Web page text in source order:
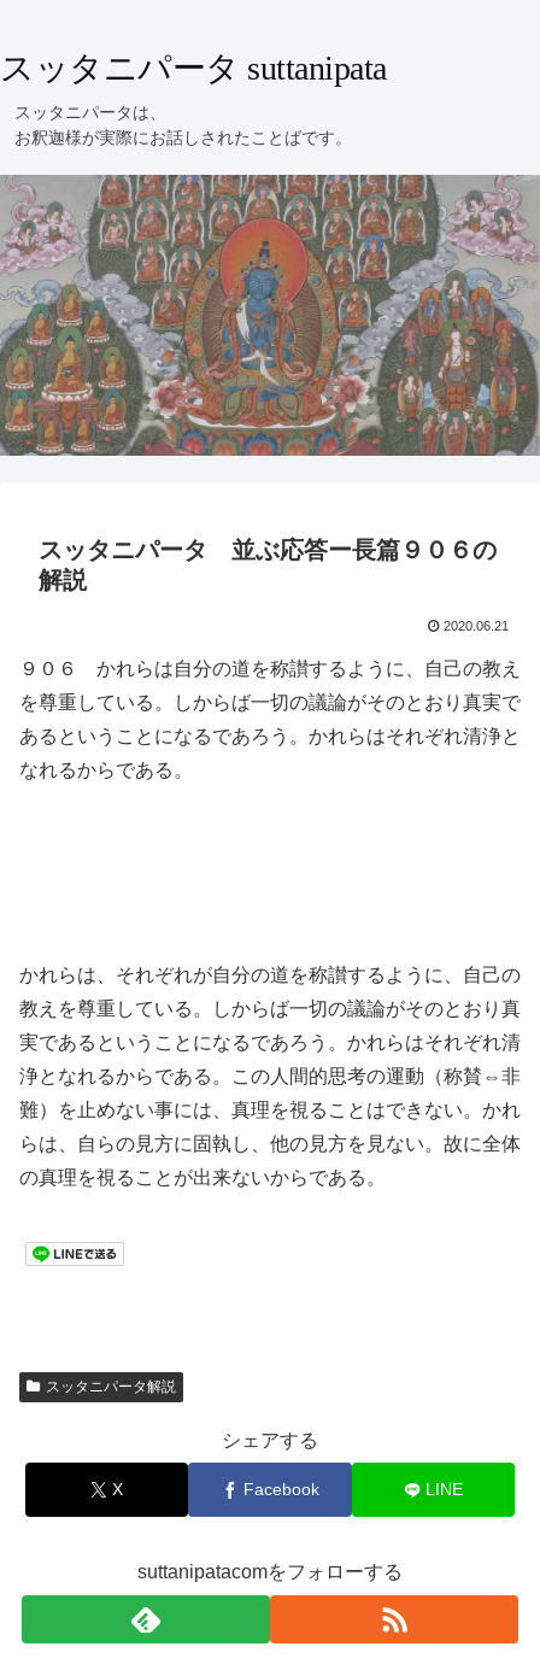
スッタニパータ suttanipata
スッタニパータ 並ぶ応答ー長篇９０６の
解説
2020.06.21
９０６ かれらは自分の道を称讃するように、自己の教え
を尊重している。しからば一切の議論がそのとおり真実で
あるということになるであろう。かれらはそれぞれ清浄と
なれるからである。
かれらは、それぞれが自分の道を称讃するように、自己の
教えを尊重している。しからば一切の議論がそのとおり真
実であるということになるであろう。かれらはそれぞれ清
浄となれるからである。この人間的思考の運動（称賛⇔非
難）を止めない事には、真理を視ることはできない。かれ
らは、自らの見方に固執し、他の見方を見ない。故に全体
の真理を視ることが出来ないからである。
スッタニパータ解説
シェアする
X Facebook LINE
suttanipatacomをフォローする